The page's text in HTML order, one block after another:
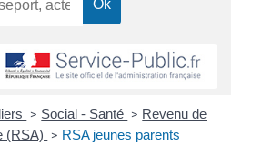
> Social - Santé > Revenu de
(RSA)
> RSA jeunes parents